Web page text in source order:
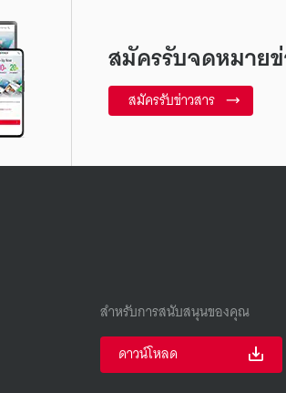
สมัครรับจดหมาย
สมัครรับข่าวสาร
สำหรับการสนับสนุนของคุณ
ดาวน์โหลด